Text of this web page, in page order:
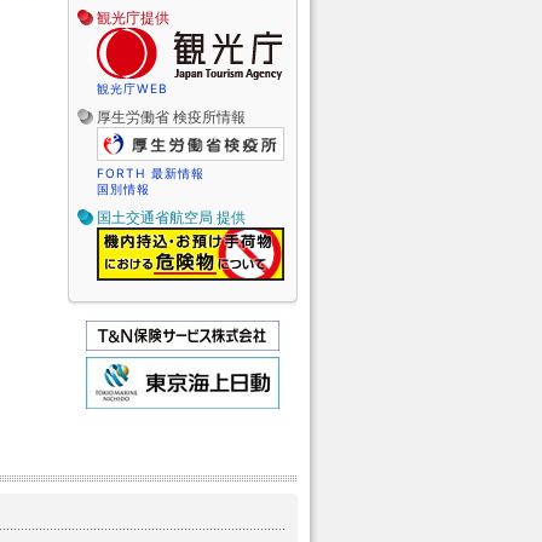
観光庁提供
観光庁WEB
厚生労働省 検疫所情報
FORTH 最新情報
国別情報
国土交通省航空局 提供